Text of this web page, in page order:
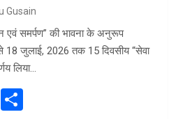
Gusain
एवं समर्पण” की भावना के अनुरूप
जुलाई, 2026 तक 15 दिवसीय “सेवा
लिया…
X